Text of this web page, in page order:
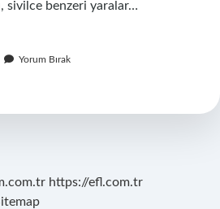
sivilce benzeri yaralar…
Yorum Bırak
https://efl.com.tr